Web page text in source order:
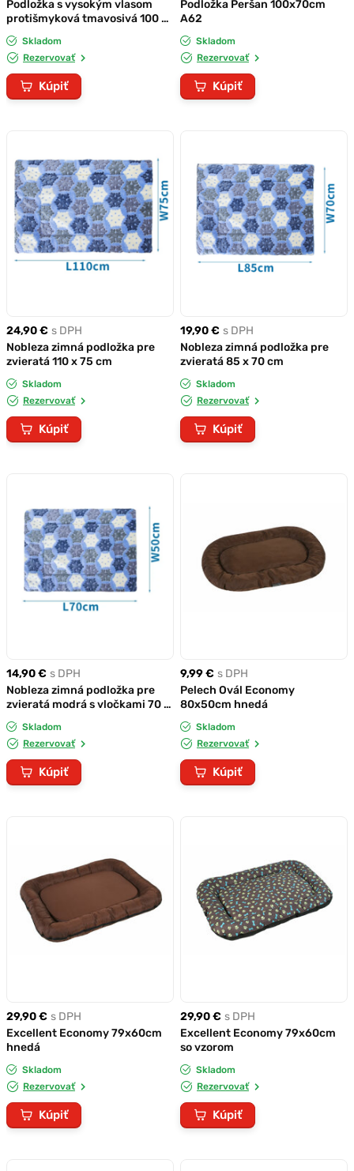
Podložka s vysokým vlasom
protišmyková tmavosivá 100 x
70 cm
Skladom
Rezervovať
Kúpiť
Podložka Peršan 100x70cm
A62
Skladom
Rezervovať
Kúpiť
24,90 € s DPH
Nobleza zimná podložka pre
zvieratá 110 x 75 cm
Skladom
Rezervovať
Kúpiť
19,90 € s DPH
Nobleza zimná podložka pre
zvieratá 85 x 70 cm
Skladom
Rezervovať
Kúpiť
14,90 € s DPH
Nobleza zimná podložka pre
zvieratá modrá s vločkami 70 x
50 cm
Skladom
Rezervovať
Kúpiť
9,99 € s DPH
Pelech Ovál Economy
80x50cm hnedá
Skladom
Rezervovať
Kúpiť
29,90 € s DPH
Excellent Economy 79x60cm
hnedá
Skladom
Rezervovať
Kúpiť
29,90 € s DPH
Excellent Economy 79x60cm
so vzorom
Skladom
Rezervovať
Kúpiť